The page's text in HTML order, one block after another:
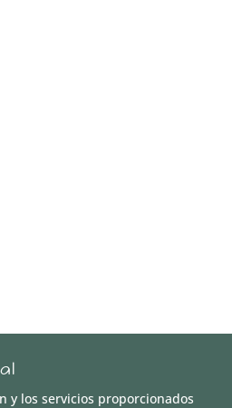
y los servicios proporcionados